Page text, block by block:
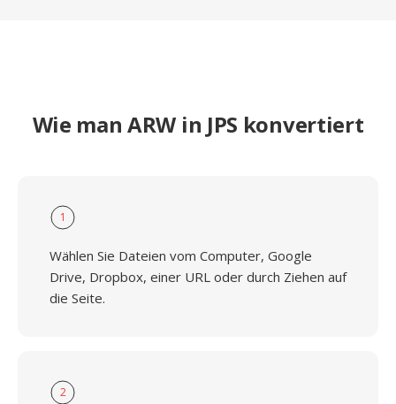
Wie man ARW in JPS konvertiert
1
Wählen Sie Dateien vom Computer, Google
Drive, Dropbox, einer URL oder durch Ziehen auf
die Seite.
2